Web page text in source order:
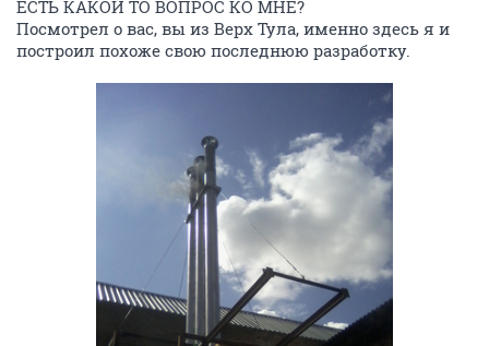
ЕСТЬ КАКОЙ ТО ВОПРОС КО МНЕ?
Посмотрел о вас, вы из Верх Тула, именно здесь я и
построил похоже свою последнюю разработку.